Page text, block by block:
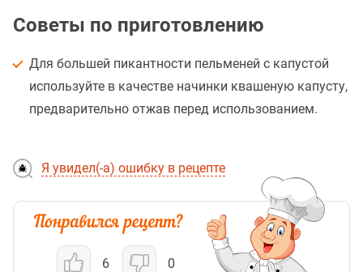
Советы по приготовлению
Для большей пикантности пельменей с капустой
используйте в качестве начинки квашеную капусту,
предварительно отжав перед использованием.
Я увидел(-а) ошибку в рецепте
6 0